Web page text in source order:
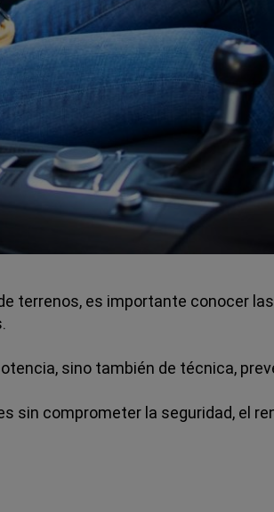
terrenos, es importante conocer las
sino también de técnica,
sin comprometer la seguridad, el